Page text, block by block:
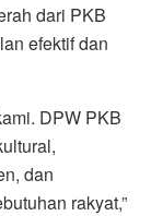
dari PKB
efektif dan
DPW PKB
dan
rakyat,”